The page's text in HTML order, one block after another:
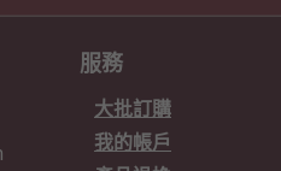
服務
大批訂購
我的帳戶